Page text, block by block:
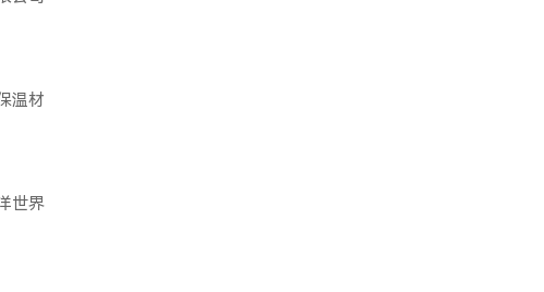
温材
世界